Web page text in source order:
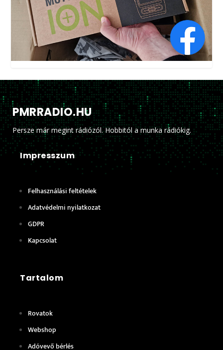
PMRRADIO.HU
Persze már megint rádiózól. Hobbitól a munka rádiókig.
Impresszum
Felhasználási feltételek
Adatvédelmi nyilatkozat
GDPR
Kapcsolat
Tartalom
Rovatok
Webshop
Adóvevő bérlés